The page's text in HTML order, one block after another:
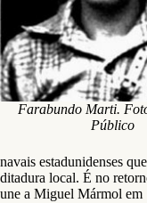
Farabundo Marti.
Público
navais estadunidenses
ditadura local. É no
une a Miguel Mármol em